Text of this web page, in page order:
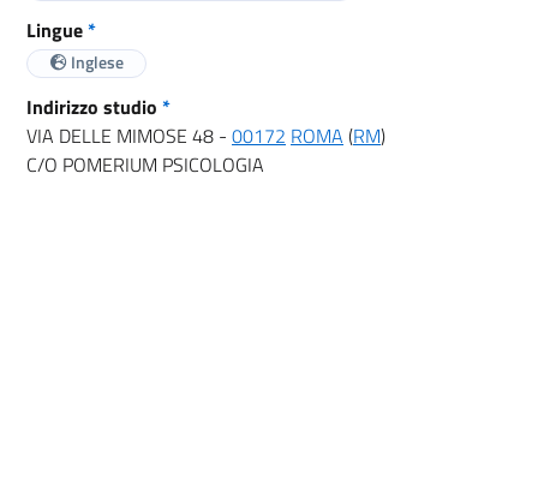
Lingue*
Inglese
Indirizzo studio *
VIA DELLE MIMOSE 48 - 00172 ROMA (RM)
C/O POMERIUM PSICOLOGIA